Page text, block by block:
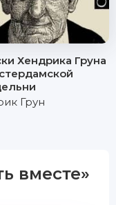
Хендрика Груна
Грун
вместе»